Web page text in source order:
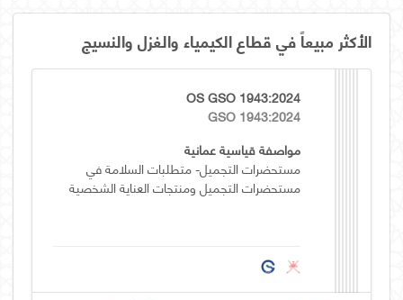
الأكثر مبيعاً في قطاع الكيمياء والغزل والنسيج
OS GSO 1943:2024
GSO 1943:2024
مواصفة قياسية عمانية
مستحضرات التجميل- متطلبات السلامة في
مستحضرات التجميل ومنتجات العناية الشخصية